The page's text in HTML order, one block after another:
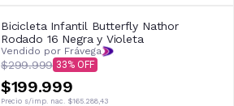
Bicicleta Infantil Butterfly Nathor
Rodado 16 Negra y Violeta
Vendido por Frávega
$299.999 33
$199.999
Precio s/imp. nac. $165.288,43